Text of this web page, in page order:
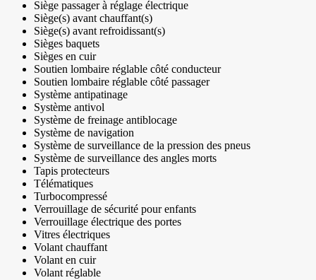
Siège passager à réglage électrique
Siège(s) avant chauffant(s)
Siège(s) avant refroidissant(s)
Sièges baquets
Sièges en cuir
Soutien lombaire réglable côté conducteur
Soutien lombaire réglable côté passager
Système antipatinage
Système antivol
Système de freinage antiblocage
Système de navigation
Système de surveillance de la pression des pneus
Système de surveillance des angles morts
Tapis protecteurs
Télématiques
Turbocompressé
Verrouillage de sécurité pour enfants
Verrouillage électrique des portes
Vitres électriques
Volant chauffant
Volant en cuir
Volant réglable